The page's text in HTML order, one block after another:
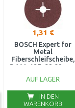
1,31 €
BOSCH Expert for
Metal
Fiberschleifscheibe,
R444, 125x22,23mm,
AUF LAGER
IN DEN
WARENKORB